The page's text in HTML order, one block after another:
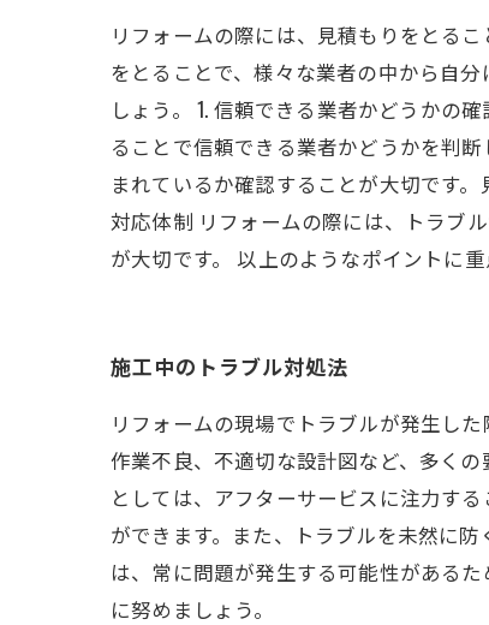
リフォームの際には、見積もりをとる
をとることで、様々な業者の中から自
しょう。 1. 信頼できる業者かどうかの
ることで信頼できる業者かどうかを判
まれているか確認することが大切です
対応体制 リフォームの際には、トラブ
が大切です。 以上のようなポイントに
施工中のトラブル対処法
リフォームの現場でトラブルが発生し
作業不良、不適切な設計図など、多く
としては、アフターサービスに注力す
ができます。また、トラブルを未然に
は、常に問題が発生する可能性がある
に努めましょう。